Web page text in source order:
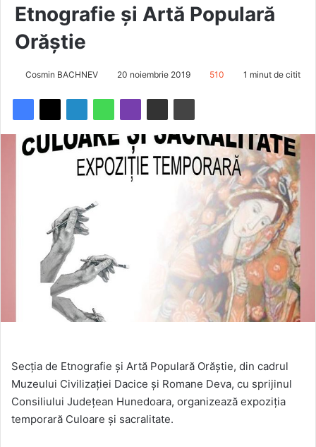
Etnografie și Artă Populară
Orăștie
Cosmin BACHNEV 20 noiembrie 2019 510 1 minut de citit
Secția de Etnografie și Artă Populară Orăștie, din cadrul
Muzeului Civilizației Dacice și Romane Deva, cu sprijinul
Consiliului Județean Hunedoara, organizează expoziția
temporară Culoare și sacralitate.